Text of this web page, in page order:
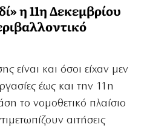
η 11η Δεκεμβρίου
είναι και όσοι είχαν μεν
έως και την 11η
το νομοθετικό πλαίσιο
αιτήσεις